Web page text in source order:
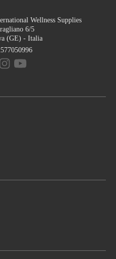
Wellness Supplies
6/5
(GE) - Italia